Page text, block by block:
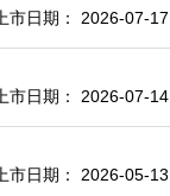
上市日期： 2026-07-17
上市日期： 2026-07-14
上市日期： 2026-05-13